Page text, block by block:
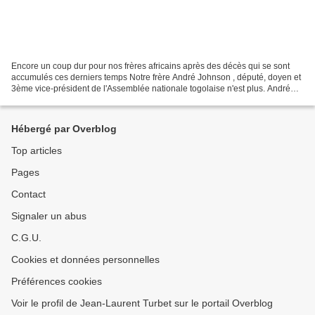
Encore un coup dur pour nos frères africains après des décès qui se sont
accumulés ces derniers temps Notre frère André Johnson , député, doyen et
3ème vice-président de l'Assemblée nationale togolaise n'est plus. André
Hébergé par Overblog
Top articles
Pages
Contact
Signaler un abus
C.G.U.
Cookies et données personnelles
Préférences cookies
Voir le profil de Jean-Laurent Turbet sur le portail Overblog